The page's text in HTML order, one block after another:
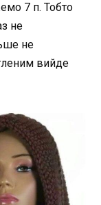
7 п. Тобто
не
не
вийде